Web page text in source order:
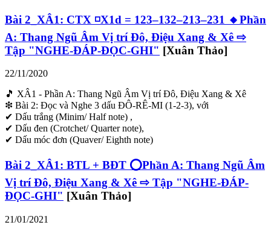
Bài 2_XÂ1: CTX ◽X1d = 123–132–213–231 🔸Phần
A: Thang Ngũ Âm Vị trí Đô, Điệu Xang & Xê ⇨
Tập "NGHE-ĐÁP-ĐỌC-GHI" [Xuân Thảo]
22/11/2020
🎵 XÂ1 - Phần A: Thang Ngũ Âm Vị trí Đô, Điệu Xang & Xê
❇ Bài 2: Đọc và Nghe 3 dấu ĐÔ-RÊ-MI (1-2-3), với
✔ Dấu trắng (Minim/ Half note) ,
✔ Dấu đen (Crotchet/ Quarter note),
✔ Dấu móc đơn (Quaver/ Eighth note)
Bài 2_XÂ1: BTL + BĐT ⭕Phần A: Thang Ngũ Âm
Vị trí Đô, Điệu Xang & Xê ⇨ Tập "NGHE-ĐÁP-
ĐỌC-GHI" [Xuân Thảo]
21/01/2021